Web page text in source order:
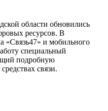
области обновились
ресурсов. В
«Связь47» и мобильного
специальный
подробную
связи.